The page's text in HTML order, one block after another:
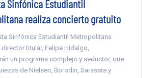
Sinfónica Estudiantil
realiza concierto gratuito
Sinfónica Estudiantil Metropolitana
director titular, Felipe Hidalgo,
un programa complejo y seductor, que
de Nielsen, Borodin, Sarasate y